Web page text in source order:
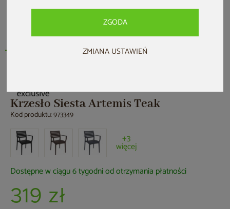
ZGODA
ZMIANA USTAWIEŃ
Krzesło Siesta Artemis Teak
Kod produktu: 973349
+3
więcej
Dostępne w ciągu 6 tygodni od otrzymania płatności
319 zł